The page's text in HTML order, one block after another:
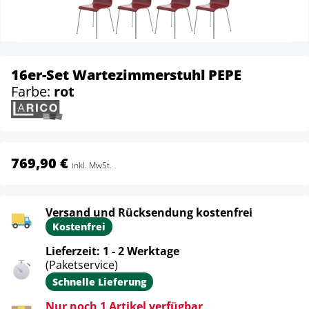
16er-Set Wartezimmerstuhl PEPE
Farbe: rot
769,90 € inkl. MwSt.
Versand und Rücksendung kostenfrei
Kostenfrei
Lieferzeit: 1 - 2 Werktage
(Paketservice)
Schnelle Lieferung